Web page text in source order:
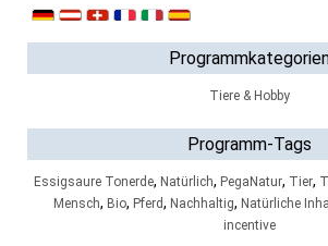
Tiere & Hobby
Programm-Tags
Essigsaure Tonerde, Natürlich, PegaNatur, Tier,
Mensch, Bio, Pferd, Nachhaltig, Natürliche
incentive